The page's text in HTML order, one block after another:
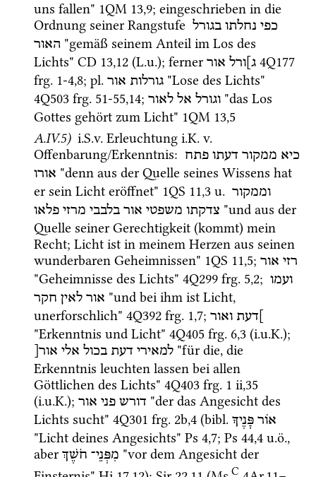
uns fallen" 1QM 13,9; eingeschrieben in die
Ordnung seiner Rangstufe
כפי נחלתו בגורל
האור "gemäß seinem Anteil im Los des
Lichts" CD 13,12 (L.u.); ferner ג]ורל אור
4Q177
frg. 1-4,8; pl. גורלות אור
4Q503 frg. 51-55,14; וגורל אל לאור
"das Los
Gottes gehört zum Licht" 1QM 13,5
A.IV.5) i.S.v. Erleuchtung i.K. v.
Offenbarung/Erkenntnis: כיא ממקור דעתו פתח
אורו "denn aus der Quelle seines Wissens hat
er sein Licht eröffnet" 1QS 11,3 u. וממקור
צדקתו משפטי אור בלבבי מרזי פלאו
"und aus der
Quelle seiner Gerechtigkeit (kommt) mein
Recht; Licht ist in meinem Herzen aus seinen
wunderbaren Geheimnissen" 1QS 11,5; רזי אור
"Geheimnisse des Lichts" 4Q299 frg. 5,2; ועמו
אור לאין חקר
"und bei ihm ist Licht,
unerforschlich" 4Q392 frg. 1,7; ]דעת ואור
"Erkenntnis und Licht" 4Q405 frg. 6,3 (i.u.K.
למאירי דעת בכול אלי אור[
"für die, die
Erkenntnis leuchten lassen bei allen
Göttlichen des Lichts" 4Q403 frg. 1 ii,35
(i.u.K.); דורש פני אור
"der das Angesicht des
Lichts sucht" 4Q301 frg. 2b,4 (bibl. אוֹר פָּנֶיךָ
"Licht deines Angesichts" Ps 4,7; Ps 44,4 u.ö.,
aber
מִפְּנֵי־ חֹשֶׁךְ
"vor dem Angesicht der
C